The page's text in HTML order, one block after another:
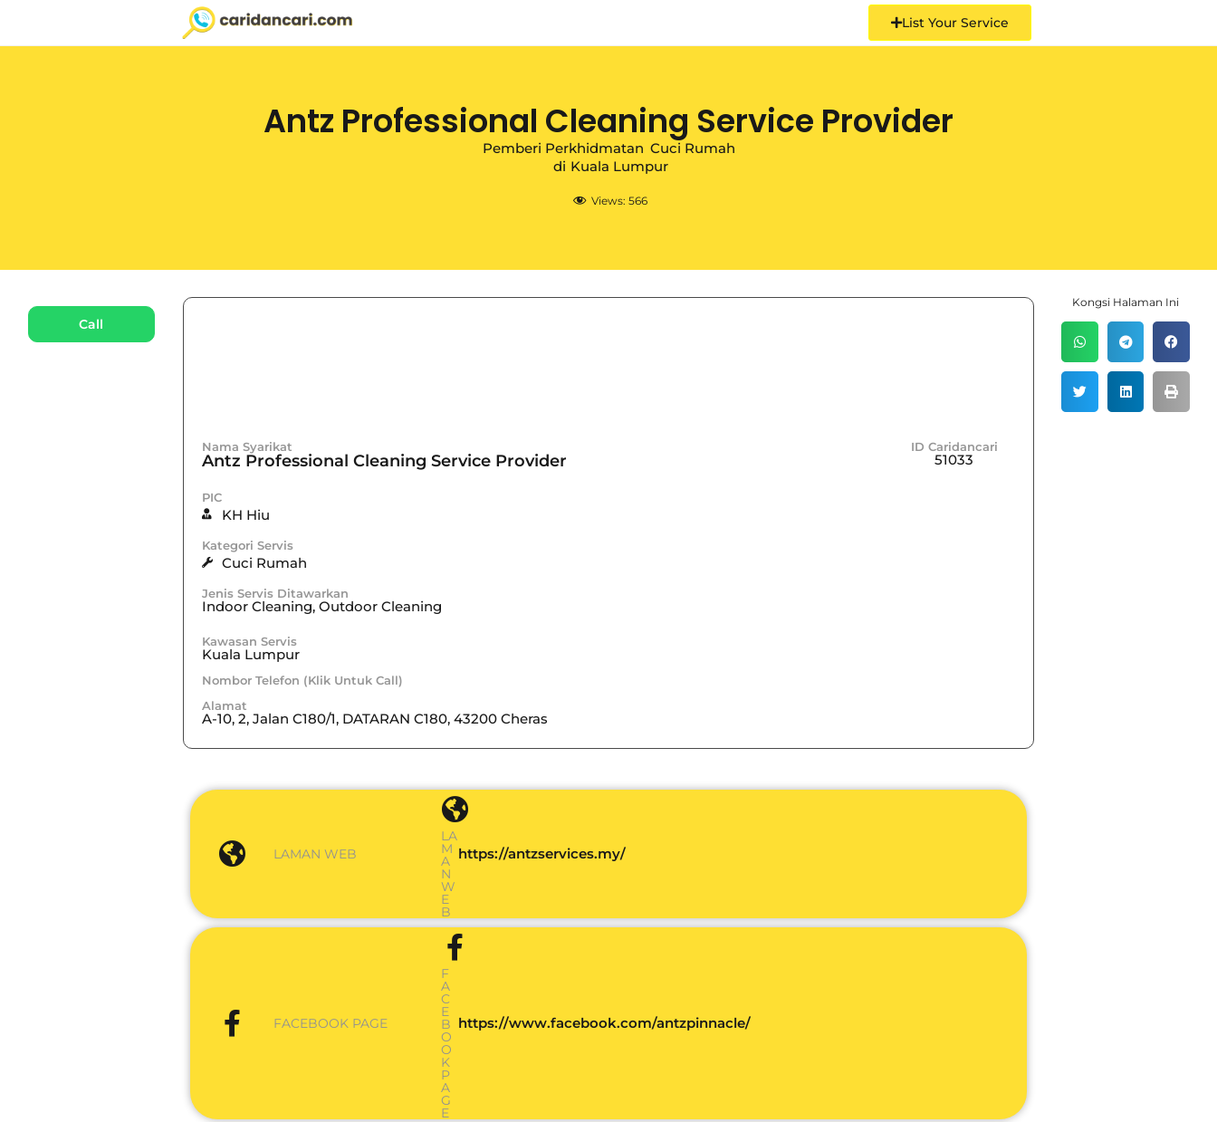
List Your Service
Antz Professional Cleaning Service Provider
Pemberi Perkhidmatan Cuci Rumah
di Kuala Lumpur
Views: 566
Call
Nama Syarikat
Antz Professional Cleaning Service Provider
ID Caridancari
51033
PIC
KH Hiu
Kategori Servis
Cuci Rumah
Jenis Servis Ditawarkan
Indoor Cleaning, Outdoor Cleaning
Kawasan Servis
Kuala Lumpur
Nombor Telefon (Klik Untuk Call)
Alamat
A-10, 2, Jalan C180/1, DATARAN C180, 43200 Cheras
Kongsi Halaman Ini
LAMAN WEB
LA
M
A
N
W
E
B
https://antzservices.my/
FACEBOOK PAGE
F
A
C
E
B
O
O
K
P
A
G
E
https://www.facebook.com/antzpinnacle/